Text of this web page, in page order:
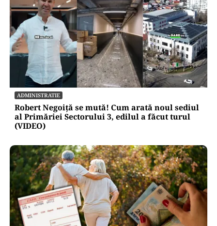
ADMINISTRATIE
Robert Negoiță se mută! Cum arată noul sediul
al Primăriei Sectorului 3, edilul a făcut turul
(VIDEO)